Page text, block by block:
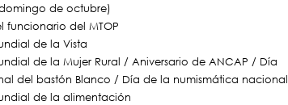
de octubre)
funcionario del MTOP
de la Vista
de la Mujer Rural / Aniversario de ANCAP / Día
del bastón Blanco / Día de la numismática nacional
de la alimentación